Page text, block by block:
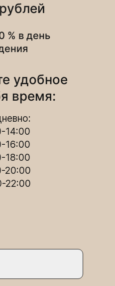
удобное
время:
14:00
16:00
18:00
20:00
22:00
% в день